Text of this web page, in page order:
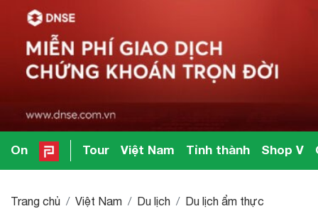
On Tour Việt Nam Tỉnh thành Shop V
Trang chủ Việt Nam Du lịch Du lịch ẩm thực